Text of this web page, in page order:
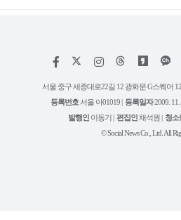
페
스
인
타
램
서울 중구 세종대로22길 12 광화문 G스퀘어
등록번호 서울 아01019 | 등록일자2009. 11.
발행인 이동기 | 편집인채석원 | 청소
© Social News Co., Ltd. All